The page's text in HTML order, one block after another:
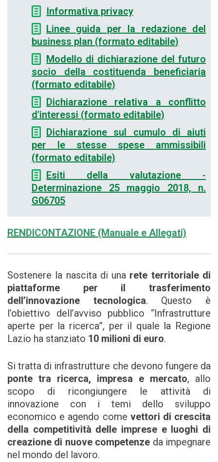
Informativa privacy
Linee guida per la redazione del
business plan (formato editabile)
Modello di dichiarazione del futuro
socio della costituenda beneficiaria
(formato editabile)
Dichiarazione relativa a conflitto
d'interessi (formato editabile)
Dichiarazione sul cumulo di aiuti
per le stesse spese ammissibili
(formato editabile)
Esiti della valutazione -
Determinazione 25 maggio 2018, n.
G06705
RENDICONTAZIONE (Manuale e Allegati)
Sostenere la nascita di una rete territoriale di
piattaforme per il trasferimento
dell’innovazione tecnologica. Questo è
l’obiettivo dell’avviso pubblico “Infrastrutture
aperte per la ricerca”, per il quale la Regione
Lazio ha stanziato 10 milioni di euro.
Si tratta di infrastrutture che devono fungere da
ponte tra ricerca, impresa e mercato, allo
scopo di ricongiungere le attività di
innovazione con i temi dello sviluppo
economico e agendo come vettori di crescita
della competitività delle imprese e luoghi di
creazione di nuove competenze da impegnare
nel mondo del lavoro.